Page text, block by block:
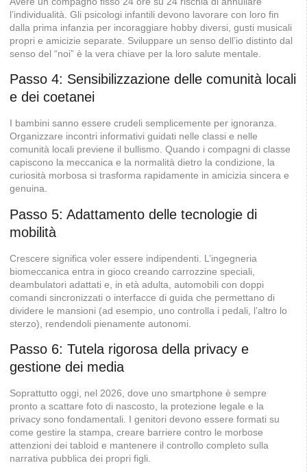
l’individualità. Gli psicologi infantili devono lavorare con loro fin
dalla prima infanzia per incoraggiare hobby diversi, gusti musicali
propri e amicizie separate. Sviluppare un senso dell’io distinto dal
senso del “noi” è la vera chiave per la loro salute mentale.
Passo 4: Sensibilizzazione delle comunità locali
e dei coetanei
I bambini sanno essere crudeli semplicemente per ignoranza.
Organizzare incontri informativi guidati nelle classi e nelle
comunità locali previene il bullismo. Quando i compagni di classe
capiscono la meccanica e la normalità dietro la condizione, la
curiosità morbosa si trasforma rapidamente in amicizia sincera e
genuina.
Passo 5: Adattamento delle tecnologie di
mobilità
Crescere significa voler essere indipendenti. L’ingegneria
biomeccanica entra in gioco creando carrozzine speciali,
deambulatori adattati e, in età adulta, automobili con doppi
comandi sincronizzati o interfacce di guida che permettano di
dividere le mansioni (ad esempio, uno controlla i pedali, l’altro lo
sterzo), rendendoli pienamente autonomi.
Passo 6: Tutela rigorosa della privacy e
gestione dei media
Soprattutto oggi, nel 2026, dove uno smartphone è sempre
pronto a scattare foto di nascosto, la protezione legale e la
privacy sono fondamentali. I genitori devono essere formati su
come gestire la stampa, creare barriere contro le morbose
attenzioni dei tabloid e mantenere il controllo completo sulla
narrativa pubblica dei propri figli.